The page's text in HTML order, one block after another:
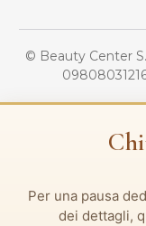
© Beauty Center
Per una pausa
dei dettagli,